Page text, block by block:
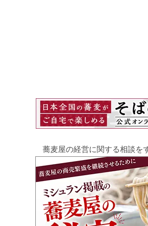
蕎麦屋の経営に関する相談を